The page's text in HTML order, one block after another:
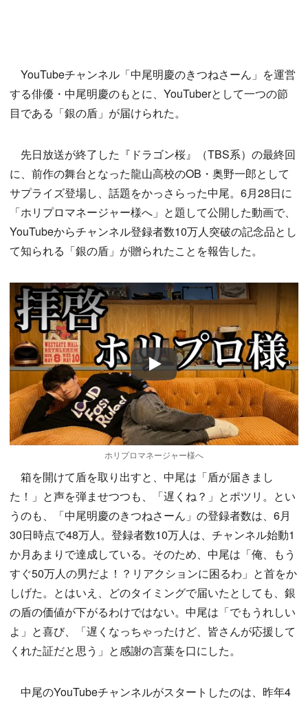
YouTubeチャンネル「中尾明慶のきつねさーん」を運営
する俳優・中尾明慶のもとに、YouTuberとして一つの節
目である「銀の盾」が届けられた。
先日放送が終了した『ドラゴン桜』（TBS系）の最終回
に、前作の舞台となった龍山高校のOB・奥野一郎として
サプライズ登場し、話題をかっさらった中尾。6月28日に
「ホリプロマネージャー様へ」と題して公開した動画で、
YouTubeからチャンネル登録者数10万人突破の記念品とし
て知られる「銀の盾」が贈られたことを報告した。
Play
ホリプロマネージャー様へ
箱を開けて盾を取り出すと、中尾は「盾が届きまし
た！」と声を弾ませつつも、「遅くね？」とポツリ。とい
うのも、「中尾明慶のきつねさーん」の登録者数は、6月
30日時点で48万人。登録者数10万人は、チャンネル始動1
か月あまりで達成している。そのため、中尾は「俺、もう
すぐ50万人の男だよ！？リアクションに困るわ」と首をか
しげた。とはいえ、どのタイミングで届いたとしても、銀
の盾の価値が下がるわけではない。中尾は「でもうれしい
よ」と喜び、「遅くなっちゃったけど、皆さんが応援して
くれた証だと思う」と感謝の言葉を口にした。
中尾のYouTubeチャンネルがスタートしたのは、昨年4